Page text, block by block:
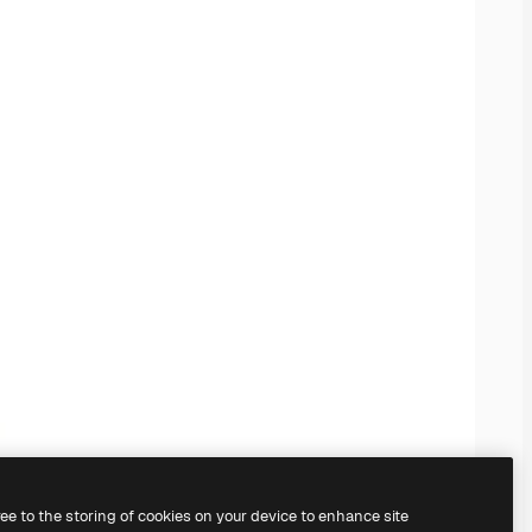
to the storing of cookies on your device to enhance site